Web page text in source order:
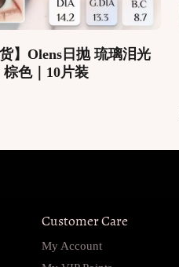
货】Olens日抛 琉璃泪光
棕色｜10片装
Customer Care
My Account